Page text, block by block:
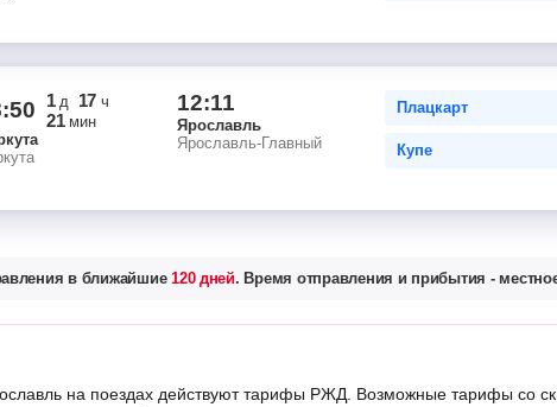
1д 17 ч
21мин
12:11
Ярославль
Ярославль-Главный
Плацкарт
Купе
в ближайшие120 дней. Время отправления и прибытия -
на поездах действуют тарифы РЖД. Возможные тарифы со